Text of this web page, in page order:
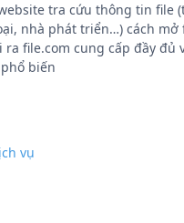
tra cứu thông tin file
nhà phát triển…) cách mở
ra file.com cung cấp đầy đủ
biến
vụ